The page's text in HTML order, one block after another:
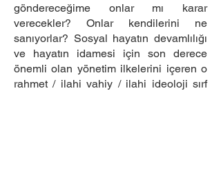
göndereceğime onlar mı karar
verecekler? Onlar kendilerini ne
sanıyorlar? Sosyal hayatın devamlılığı
ve hayatın idamesi için son derece
önemli olan yönetim ilkelerini içeren o
rahmet / ilahi vahiy / ilahi ideoloji sırf